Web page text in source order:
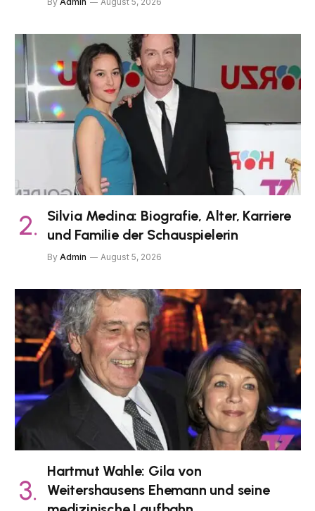
Silvia Medina: Biografie, Alter, Karriere
und Familie der Schauspielerin
By Admin August 5, 2026
Hartmut Wahle: Gila von
Weitershausens Ehemann und seine